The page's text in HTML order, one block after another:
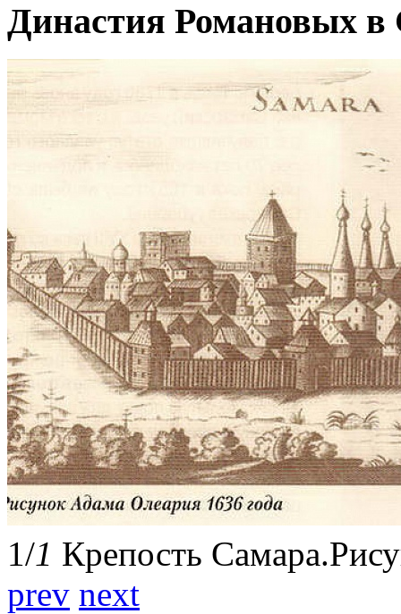
Династия Романовых в
1/1 Крепость
prev next